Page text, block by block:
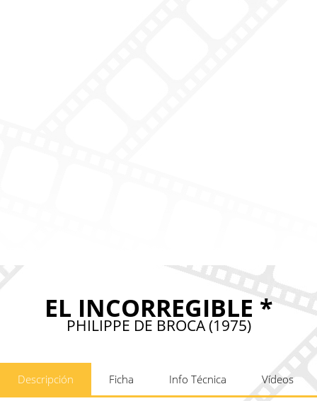
EL INCORREGIBLE *
PHILIPPE DE BROCA (1975)
Descripción Ficha Info Técnica Vídeos